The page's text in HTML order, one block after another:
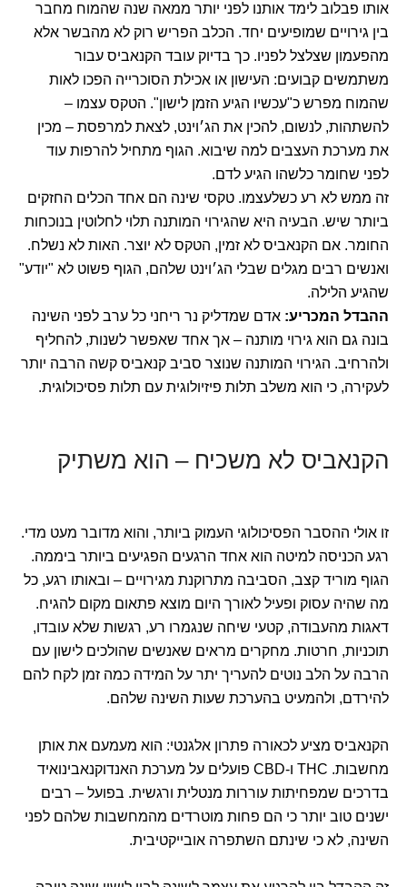
אותו פבלוב לימד אותנו לפני יותר ממאה שנה שהמוח מחבר
בין גירויים שמופיעים יחד. הכלב הפריש רוק לא מהבשר אלא
מהפעמון שצלצל לפניו. כך בדיוק עובד הקנאביס עבור
משתמשים קבועים: העישון או אכילת הסוכרייה הפכו לאות
שהמוח מפרש כ"עכשיו הגיע הזמן לישון". הטקס עצמו –
להשתהות, לנשום, להכין את הג׳וינט, לצאת למרפסת – מכין
את מערכת העצבים למה שיבוא. הגוף מתחיל להרפות עוד
לפני שחומר כלשהו הגיע לדם.
זה ממש לא רע כשלעצמו. טקסי שינה הם אחד הכלים החזקים
ביותר שיש. הבעיה היא שהגירוי המותנה תלוי לחלוטין בנוכחות
החומר. אם הקנאביס לא זמין, הטקס לא יוצר. האות לא נשלח.
ואנשים רבים מגלים שבלי הג׳וינט שלהם, הגוף פשוט לא "יודע"
שהגיע הלילה.
ההבדל המכריע: אדם שמדליק נר ריחני כל ערב לפני השינה
בונה גם הוא גירוי מותנה – אך אחד שאפשר לשנות, להחליף
ולהרחיב. הגירוי המותנה שנוצר סביב קנאביס קשה הרבה יותר
לעקירה, כי הוא משלב תלות פיזיולוגית עם תלות פסיכולוגית.
הקנאביס לא משכיח – הוא משתיק
זו אולי ההסבר הפסיכולוגי העמוק ביותר, והוא מדובר מעט מדי.
רגע הכניסה למיטה הוא אחד הרגעים הפגיעים ביותר ביממה.
הגוף מוריד קצב, הסביבה מתרוקנת מגירויים – ובאותו רגע, כל
מה שהיה עסוק ופעיל לאורך היום מוצא פתאום מקום להגיח.
דאגות מהעבודה, קטעי שיחה שנגמרו רע, רגשות שלא עובדו,
תוכניות, חרטות. מחקרים מראים שאנשים שהולכים לישון עם
הרבה על הלב נוטים להעריך יתר על המידה כמה זמן לקח להם
להירדם, ולהמעיט בהערכת שעות השינה שלהם.
הקנאביס מציע לכאורה פתרון אלגנטי: הוא מעמעם את אותן
מחשבות. THC ו-CBD פועלים על מערכת האנדוקנאבינואיד
בדרכים שמפחיתות עוררות מנטלית ורגשית. בפועל – רבים
ישנים טוב יותר כי הם פחות מוטרדים מהמחשבות שלהם לפני
השינה, לא כי שינתם השתפרה אובייקטיבית.